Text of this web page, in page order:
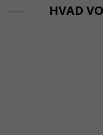
HVAD